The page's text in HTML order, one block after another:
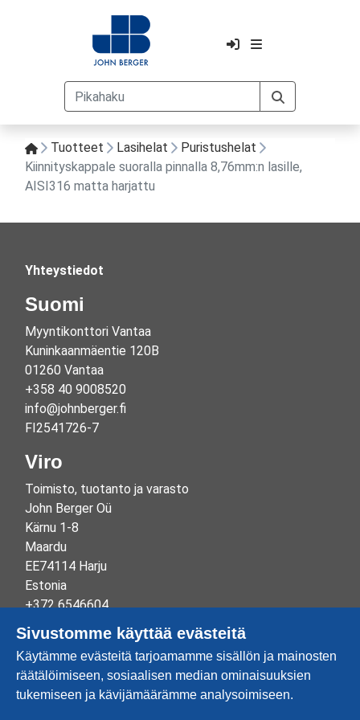
Tuotteet Lasihelat
Puristushelat
Kiinnityskappale suoralla pinnalla 8,76mm:n lasille,
AISI316 matta harjattu
Yhteystiedot
Suomi
Myyntikonttori Vantaa
Kuninkaanmäentie 120B
01260 Vantaa
+358 40 9008520
info@johnberger.fi
FI2541726-7
Viro
Toimisto, tuotanto ja varasto
John Berger Oü
Kärnu 1-8
Maardu
EE74114 Harju
Estonia
+372 6546604
info@johnberger.ee
Reg.nr 10265834
EE100332513
Sivustomme käyttää evästeitä
Käytämme evästeitä tarjoamamme sisällön ja mainosten
räätälöimiseen, sosiaalisen median ominaisuuksien
tukemiseen ja kävijämäärämme analysoimiseen.